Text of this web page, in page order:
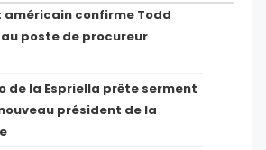
américain confirme Todd
poste de procureur
de la Espriella prête serment
président de la